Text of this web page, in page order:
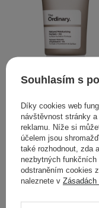
VÝBĚR KOSMETOLOGA
The Ordinary -
Moisturizing
- Hydratační
kyselinou
30 ml
Souhlasím s
Díky cookies web
návštěvnost stránky
reklamu. Níže si
účelem jsou
také rozhodnout, zda
nezbytných funkčních
odstraněním cookies
naleznete v